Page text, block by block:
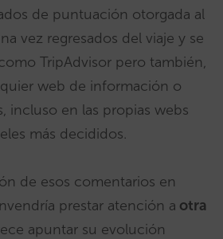
de puntuación otorgada al
vez regresados del viaje y se
TripAdvisor pero también,
web de información o
incluso en las propias webs
más decididos.
de esos comentarios en
prestar atención a otra
apuntar su evolución